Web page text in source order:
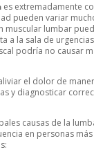
es extremadamente
pueden variar
muscular lumbar
a la sala de
podría no causar
el dolor de
y diagnosticar
causas de la
en personas